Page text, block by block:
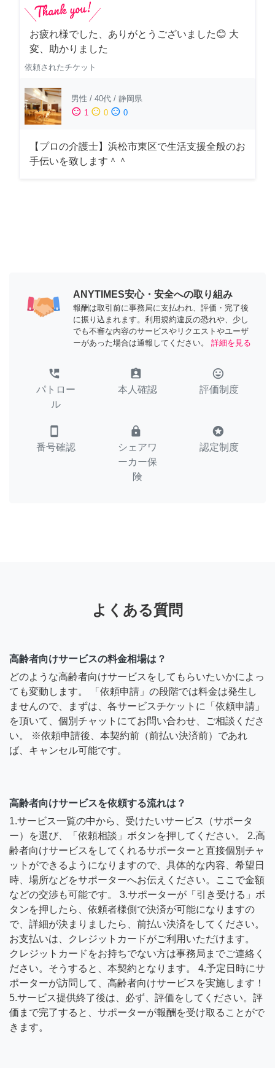
お疲れ様でした、ありがとうございました😊 大
変、助かりました
依頼されたチケット
男性 / 40代 / 静岡県
sentiment_satisfied 1 sentiment_neutral 0 sentiment_dissatisfied 0
【プロの介護士】浜松市東区で生活支援全般のお
手伝いを致します＾＾
ANYTIMES安心・安全への取り組み
報酬は取引前に事務局に支払われ、評価・完了後
に振り込まれます。利用規約違反の恐れや、少し
でも不審な内容のサービスやリクエストやユーザ
ーがあった場合は通報してください。
詳細を見る
perm_phone_msg
パトロー
ル
assignment_ind
本人確認
tag_faces
評価制度
smartphone
番号確認
lock
シェアワ
ーカー保
険
stars
認定制度
よくある質問
高齢者向けサービスの料金相場は？
どのような高齢者向けサービスをしてもらいたいかによっ
ても変動します。 「依頼申請」の段階では料金は発生し
ませんので、まずは、各サービスチケットに「依頼申請」
を頂いて、個別チャットにてお問い合わせ、ご相談くださ
い。 ※依頼申請後、本契約前（前払い決済前）であれ
ば、キャンセル可能です。
高齢者向けサービスを依頼する流れは？
1.サービス一覧の中から、受けたいサービス（サポータ
ー）を選び、「依頼相談」ボタンを押してください。 2.高
齢者向けサービスをしてくれるサポーターと直接個別チャ
ットができるようになりますので、具体的な内容、希望日
時、場所などをサポーターへお伝えください。ここで金額
などの交渉も可能です。 3.サポーターが「引き受ける」ボ
タンを押したら、依頼者様側で決済が可能になりますの
で、詳細が決まりましたら、前払い決済をしてください。
お支払いは、クレジットカードがご利用いただけます。
クレジットカードをお持ちでない方は事務局までご連絡く
ださい。そうすると、本契約となります。 4.予定日時にサ
ポーターが訪問して、高齢者向けサービスを実施します！
5.サービス提供終了後は、必ず、評価をしてください。評
価まで完了すると、サポーターが報酬を受け取ることがで
きます。